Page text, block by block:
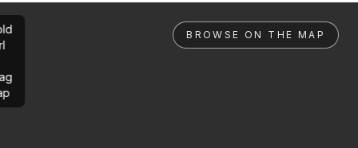
BROWSE ON THE MAP